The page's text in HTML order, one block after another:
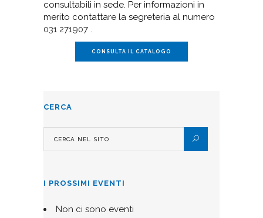
consultabili in sede. Per informazioni in
merito contattare la segreteria al numero
031 271907 .
CONSULTA IL CATALOGO
CERCA
I PROSSIMI EVENTI
Non ci sono eventi